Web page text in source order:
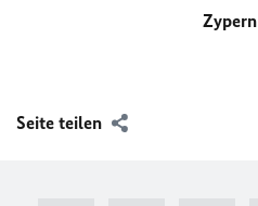
Zypern
Seite teilen